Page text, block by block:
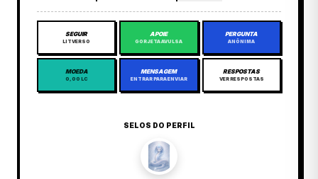
SEGUIR
LITVERSO
APOIE
GORJETA AVULSA
PERGUNTA
ANÔNIMA
MOEDA
0,00 LC
MENSAGEM
ENTRAR PARA ENVIAR
RESPOSTAS
VER RESPOSTAS
SELOS DO PERFIL